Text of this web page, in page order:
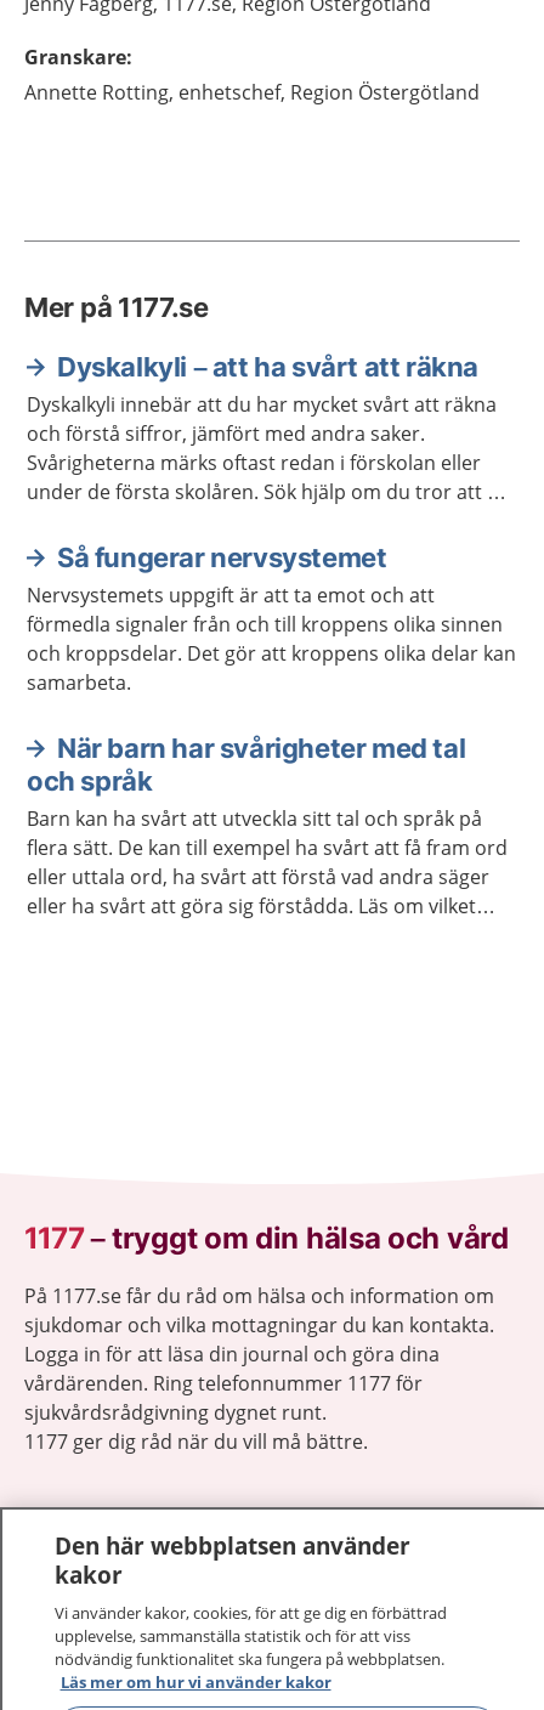
Granskare:
Annette Rotting, enhetschef, Region Östergötland
Mer på 1177.se
Dyskalkyli – att ha svårt att räkna
Dyskalkyli innebär att du har mycket svårt att räkna
och förstå siffror, jämfört med andra saker.
Svårigheterna märks oftast redan i förskolan eller
under de första skolåren. Sök hjälp om du tror att du
Så fungerar nervsystemet
Nervsystemets uppgift är att ta emot och att
förmedla signaler från och till kroppens olika sinnen
och kroppsdelar. Det gör att kroppens olika delar kan
samarbeta.
När barn har svårigheter med tal
och språk
Barn kan ha svårt att utveckla sitt tal och språk på
flera sätt. De kan till exempel ha svårt att få fram ord
eller uttala ord, ha svårt att förstå vad andra säger
eller ha svårt att göra sig förstådda. Läs om vilket
1177–tryggt om din hälsa och vård
På 1177.se får du råd om hälsa och information om
sjukdomar och vilka mottagningar du kan kontakta.
Logga in för att läsa din journal och göra dina
vårdärenden. Ring telefonnummer 1177 för
sjukvårdsrådgivning dygnet runt.
1177 ger dig råd när du vill må bättre.
1177 på flera språk
Om 1177
Den här webbplatsen använder
kakor
Vi använder kakor, cookies, för att ge dig en förbättrad
upplevelse, sammanställa statistik och för att viss
nödvändig funktionalitet ska fungera på webbplatsen.
Läs mer om hur vi använder kakor